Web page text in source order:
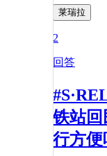
莱瑞拉
2
回答
铁站
行方便